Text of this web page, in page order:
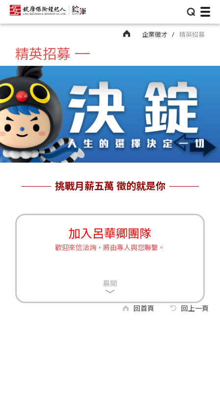
⌕
企業徵才 精英招募
精英招募
挑戰月薪五萬 徵的就是你
展開
加入呂華卿團隊
歡迎來信洽詢，將由專人與您聯繫。
回首頁 回上一頁